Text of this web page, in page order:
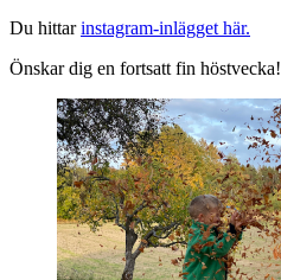
Du hittarinstagram-inlägget här.
Önskar dig en fortsatt fin höstvecka!